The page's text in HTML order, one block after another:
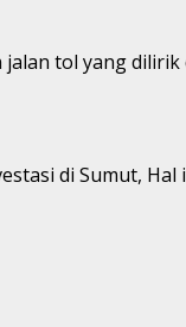
tol yang
di Sumut,